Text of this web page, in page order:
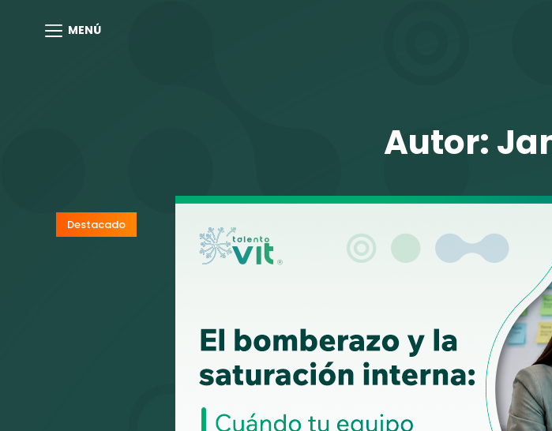
MENÚ
Autor:
Destacado